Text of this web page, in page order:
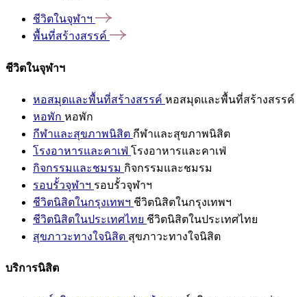
ชีวิตในจุฬาฯ
พื้นที่สร้างสรรค์
ชีวิตในจุฬาฯ
หอสมุดและพื้นที่สร้างสรรค์ หอสมุดและพื้นที่สร้างสรรค์
หอพัก หอพัก
กีฬาและสุขภาพนิสิต กีฬาและสุขภาพนิสิต
โรงอาหารและคาเฟ่ โรงอาหารและคาเฟ่
กิจกรรมและชมรม กิจกรรมและชมรม
รอบรั้วจุฬาฯ รอบรั้วจุฬาฯ
ชีวิตนิสิตในกรุงเทพฯ ชีวิตนิสิตในกรุงเทพฯ
ชีวิตนิสิตในประเทศไทย ชีวิตนิสิตในประเทศไทย
สุขภาวะทางใจนิสิต สุขภาวะทางใจนิสิต
บริการนิสิต